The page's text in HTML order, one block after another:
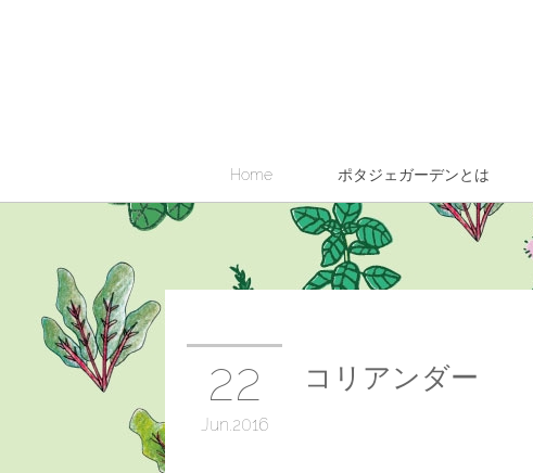
Home ポタジェガーデンとは
22
Jun 2016
コリアンダー